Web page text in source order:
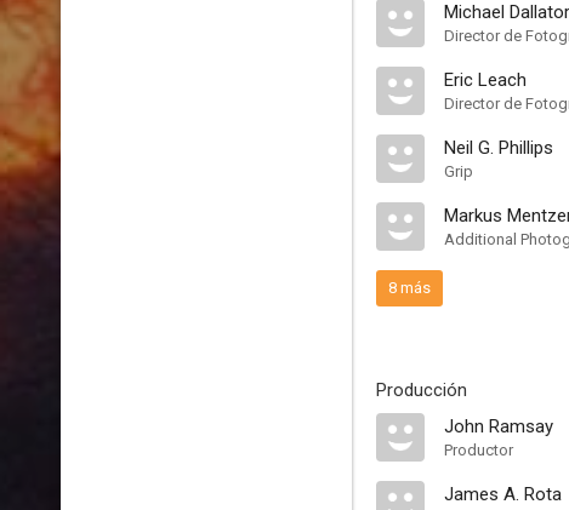
Michael
Director de
Eric Leach
Director de
Neil G. Phillips
Grip
Markus
Additional
8 más
Producción
John Ramsay
Productor
James A. Rota